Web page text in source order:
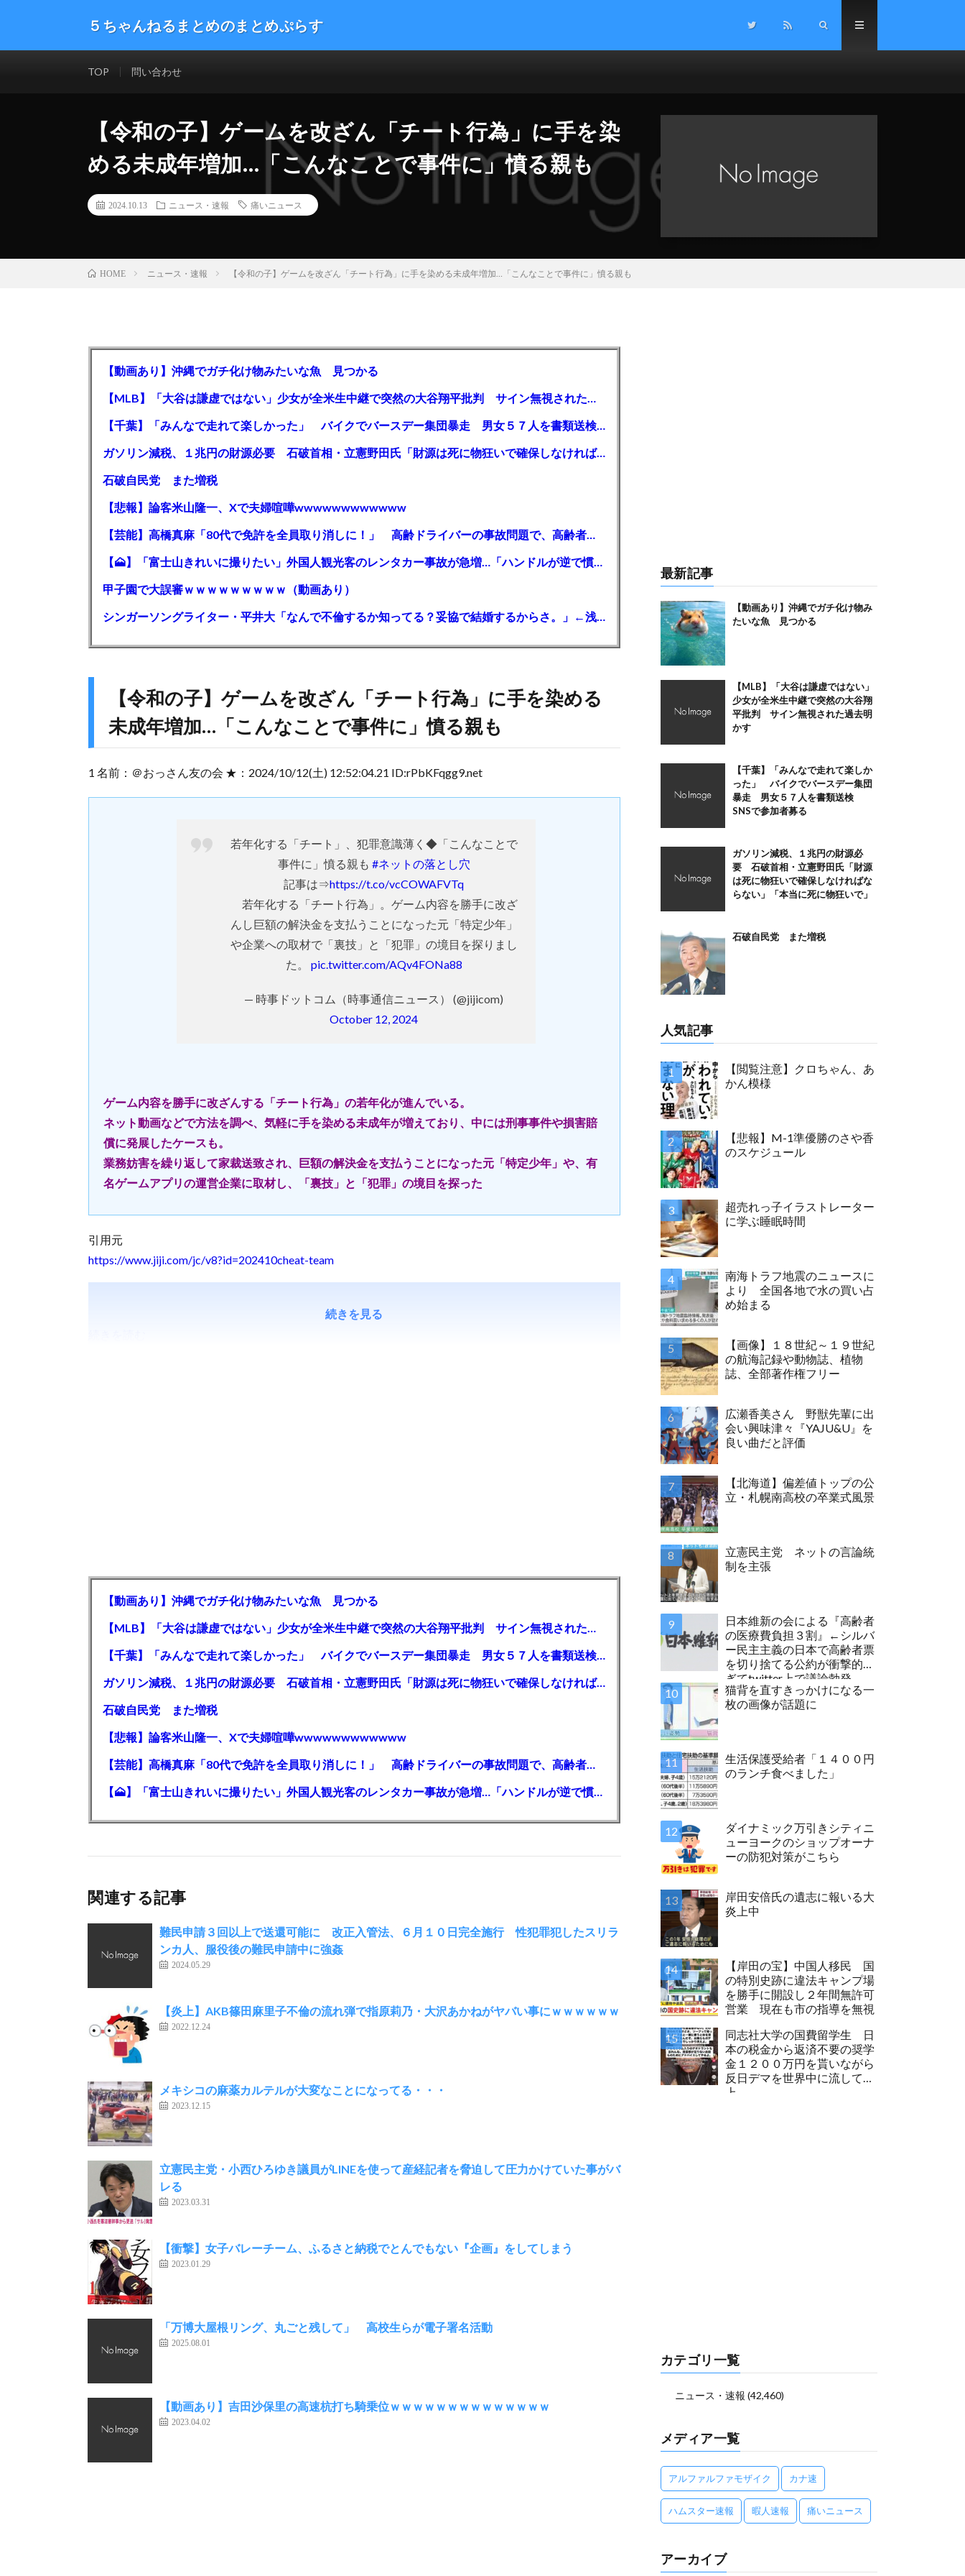
５ちゃんねるまとめのまとめぷらす
した。ネタ・速報 エンタメ 生活 趣味 漫画アニメ ゲーム サイエンス マネー 海外の反応
TOP 問い合わせ
【令和の子】ゲームを改ざん「チート行為」に手を染
める未成年増加…「こんなことで事件に」憤る親も
2024.10.13 ニュース・速報 痛いニュース
HOME ニュース・速報 【令和の子】ゲームを改ざん「チート行為」に手を染める未成年増加…「こんなことで事件に」憤る親も
【動画あり】沖縄でガチ化け物みたいな魚 見つかる
【MLB】「大谷は謙虚ではない」少女が全米生中継で突然の大谷翔平批判 サイン無視された過去明かす
【千葉】「みんなで走れて楽しかった」 バイクでバースデー集団暴走 男女５７人を書類送検 SNSで参加者募る
ガソリン減税、１兆円の財源必要 石破首相・立憲野田氏「財源は死に物狂いで確保しなければならない」「本当に死に物狂いで」
石破自民党 また増税
【悲報】論客米山隆一、Xで夫婦喧嘩wwwwwwwwwwww
【芸能】高橋真麻「80代で免許を全員取り消しに！」 高齢ドライバーの事故問題で、高齢者の運転免許取り消し法を提案
【🗻】「富士山きれいに撮りたい」外国人観光客のレンタカー事故が急増…「ハンドルが逆で慣れず」、道の狭さも
甲子園で大誤審ｗｗｗｗｗｗｗｗｗ（動画あり）
シンガーソングライター・平井大「なんで不倫するか知ってる？妥協で結婚するからさ。」←浅すぎると大炎上
【令和の子】ゲームを改ざん「チート行為」に手を染める
未成年増加…「こんなことで事件に」憤る親も
1 名前：＠おっさん友の会 ★：2024/10/12(土) 12:52:04.21 ID:rPbKFqgg9.net
若年化する「チート」、犯罪意識薄く◆「こんなことで
事件に」憤る親も #ネットの落とし穴
記事は⇒https://t.co/vcCOWAFVTq
若年化する「チート行為」。ゲーム内容を勝手に改ざ
んし巨額の解決金を支払うことになった元「特定少年」
や企業への取材で「裏技」と「犯罪」の境目を探りまし
た。 pic.twitter.com/AQv4FONa88
— 時事ドットコム（時事通信ニュース） (@jijicom)
October 12, 2024
ゲーム内容を勝手に改ざんする「チート行為」の若年化が進んでいる。
ネット動画などで方法を調べ、気軽に手を染める未成年が増えており、中には刑事事件や損害賠
償に発展したケースも。
業務妨害を繰り返して家裁送致され、巨額の解決金を支払うことになった元「特定少年」や、有
名ゲームアプリの運営企業に取材し、「裏技」と「犯罪」の境目を探った
引用元
https://www.jiji.com/jc/v8?id=202410cheat-team
続きを見る
【動画あり】沖縄でガチ化け物みたいな魚 見つかる
【MLB】「大谷は謙虚ではない」少女が全米生中継で突然の大谷翔平批判 サイン無視された過去明かす
【千葉】「みんなで走れて楽しかった」 バイクでバースデー集団暴走 男女５７人を書類送検 SNSで参加者募る
ガソリン減税、１兆円の財源必要 石破首相・立憲野田氏「財源は死に物狂いで確保しなければならない」「本当に死に物狂いで」
石破自民党 また増税
【悲報】論客米山隆一、Xで夫婦喧嘩wwwwwwwwwwww
【芸能】高橋真麻「80代で免許を全員取り消しに！」 高齢ドライバーの事故問題で、高齢者の運転免許取り消し法を提案
【🗻】「富士山きれいに撮りたい」外国人観光客のレンタカー事故が急増…「ハンドルが逆で慣れず」、道の狭さも
関連する記事
難民申請３回以上で送還可能に 改正入管法、６月１０日完全施行 性犯罪犯したスリラ
ンカ人、服役後の難民申請中に強姦
2024.05.29
【炎上】AKB篠田麻里子不倫の流れ弾で指原莉乃・大沢あかねがヤバい事にｗｗｗｗｗｗ
2022.12.24
メキシコの麻薬カルテルが大変なことになってる・・・
2023.12.15
立憲民主党・小西ひろゆき議員がLINEを使って産経記者を脅迫して圧力かけていた事がバ
レる
2023.03.31
【衝撃】女子バレーチーム、ふるさと納税でとんでもない『企画』をしてしまう
2023.01.29
「万博大屋根リング、丸ごと残して」 高校生らが電子署名活動
2025.08.01
【動画あり】吉田沙保里の高速杭打ち騎乗位ｗｗｗｗｗｗｗｗｗｗｗｗｗｗ
2023.04.02
最新記事
【動画あり】沖縄でガチ化け物み
たいな魚 見つかる
【MLB】「大谷は謙虚ではない」
少女が全米生中継で突然の大谷翔
平批判 サイン無視された過去明
かす
【千葉】「みんなで走れて楽しか
った」 バイクでバースデー集団
暴走 男女５７人を書類送検
SNSで参加者募る
ガソリン減税、１兆円の財源必
要 石破首相・立憲野田氏「財源
は死に物狂いで確保しなければな
らない」「本当に死に物狂いで」
石破自民党 また増税
人気記事
【閲覧注意】クロちゃん、あ
かん模様
【悲報】M-1準優勝のさや香
のスケジュール
超売れっ子イラストレーター
に学ぶ睡眠時間
南海トラフ地震のニュースに
より 全国各地で水の買い占
め始まる
【画像】１８世紀～１９世紀
の航海記録や動物誌、植物
誌、全部著作権フリー
広瀬香美さん 野獣先輩に出
会い興味津々『YAJU&U』を
良い曲だと評価
【北海道】偏差値トップの公
立・札幌南高校の卒業式風景
立憲民主党 ネットの言論統
制を主張
日本維新の会による『高齢者
の医療費負担３割』←シルバ
ー民主主義の日本で高齢者票
を切り捨てる公約が衝撃的す
ぎてtwitter上で議論勃発
猫背を直すきっかけになる一
枚の画像が話題に
生活保護受給者「１４００円
のランチ食べました」
ダイナミック万引きシティニ
ューヨークのショップオーナ
ーの防犯対策がこちら
岸田安倍氏の遺志に報いる大
炎上中
【岸田の宝】中国人移民 国
の特別史跡に違法キャンプ場
を勝手に開設し２年間無許可
営業 現在も市の指導を無視
同志社大学の国費留学生 日
本の税金から返済不要の奨学
金１２００万円を貰いながら
反日デマを世界中に流して炎
上
カテゴリ一覧
ニュース・速報 (42,460)
メディア一覧
アルファルファモザイク カナ速
ハムスター速報 暇人速報 痛いニュース
アーカイブ